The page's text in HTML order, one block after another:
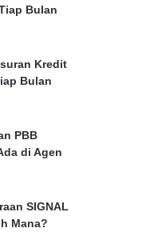
Bulan
Kredit
Bulan
PBB
di Agen
SIGNAL
Mana?